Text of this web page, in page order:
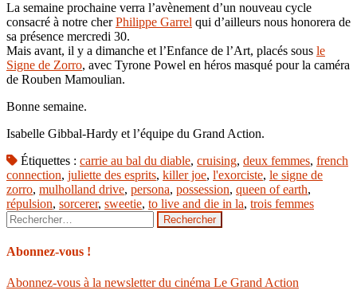
La semaine prochaine verra l’avènement d’un nouveau cycle
consacré à notre cherPhilippe Garrel qui d’ailleurs nous honorera de
sa présence mercredi 30.
Mais avant, il y a dimanche et l’Enfance de l’Art, placés sous le
Signe de Zorro, avec Tyrone Powel en héros masqué pour la caméra
de Rouben Mamoulian.
Bonne semaine.
Isabelle Gibbal-Hardy et l’équipe du Grand Action.
Étiquettes : carrie au bal du diable, cruising, deux femmes, french
connection, juliette des esprits, killer joe, l'exorciste, le signe de
zorro, mulholland drive, persona, possession, queen of earth,
répulsion, sorcerer, sweetie, to live and die in la, trois femmes
Rechercher :
Abonnez-vous !
Abonnez-vous à la newsletter du cinéma Le Grand Action